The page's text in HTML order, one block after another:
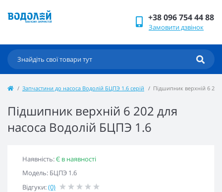
+38 096 754 44 88
Замовити дзвінок
Запчастини до насоса Водолій БЦПЭ 1.6 серій Підшипник верхній 6
Підшипник верхній 6 202 для
насоса Водолій БЦПЭ 1.6
Наявність:Є в наявності
Модель: БЦПЭ 1.6
Відгуки:(0)